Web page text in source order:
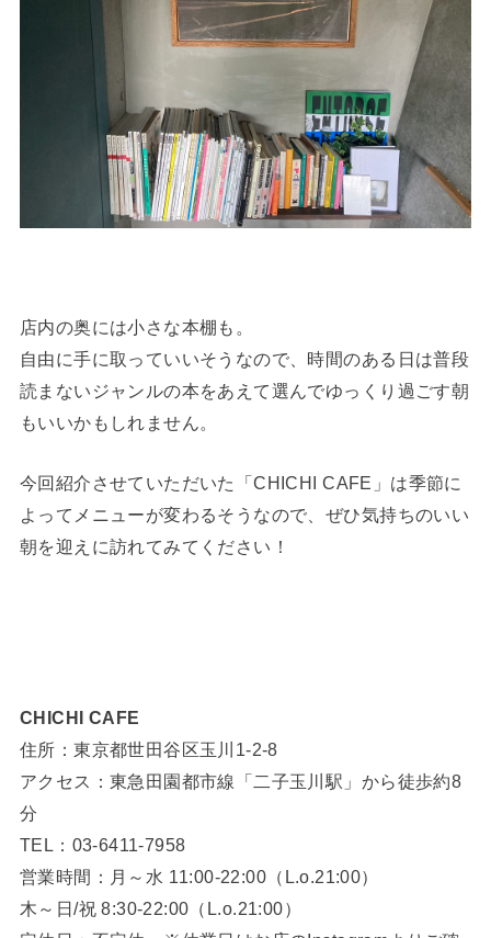
店内の奥には小さな本棚も。
自由に手に取っていいそうなので、時間のある日は普段
読まないジャンルの本をあえて選んでゆっくり過ごす朝
もいいかもしれません。
今回紹介させていただいた「CHICHI CAFE」は季節に
よってメニューが変わるそうなので、ぜひ気持ちのいい
朝を迎えに訪れてみてください！
CHICHI CAFE
住所：東京都世田谷区玉川1-2-8
アクセス：東急田園都市線「二子玉川駅」から徒歩約8
分
TEL：03-6411-7958
営業時間：月～水 11:00-22:00（L.o.21:00）
木～日/祝 8:30-22:00（L.o.21:00）